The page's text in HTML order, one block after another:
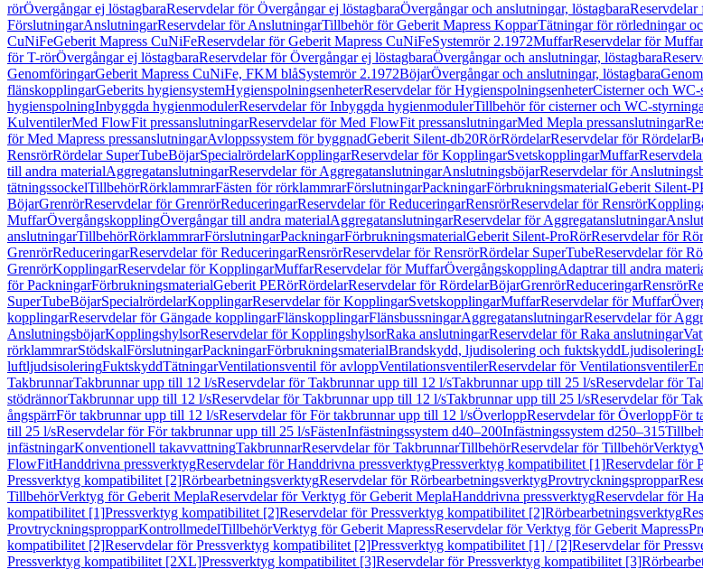
rörÖvergångar ej löstagbaraReservdelar för Övergångar ej löstagbaraÖvergångar och anslutningar, löstagbaraReservdelar
FörslutningarAnslutningarReservdelar för AnslutningarTillbehör för Geberit Mapress KopparTätningar för rörledningar
CuNiFeGeberit Mapress CuNiFeReservdelar för Geberit Mapress CuNiFeSystemrör 2.1972MuffarReservdelar för Muffar
för T-rörÖvergångar ej löstagbaraReservdelar för Övergångar ej löstagbaraÖvergångar och anslutningar, löstagbara
GenomföringarGeberit Mapress CuNiFe, FKM blåSystemrör 2.1972BöjarÖvergångar och anslutningar, löstagbara
flänskopplingarGeberits hygiensystemHygienspolningsenheterReservdelar för HygienspolningsenheterCisterner och
hygienspolningInbyggda hygienmodulerReservdelar för Inbyggda hygienmodulerTillbehör för cisterner och WC-
KulventilerMed FlowFit pressanslutningarReservdelar för Med FlowFit pressanslutningarMed Mepla pressanslutningar
för Med Mapress pressanslutningarAvloppssystem för byggnadGeberit Silent-db20RörRördelarReservdelar för Rördelar
RensrörRördelar SuperTubeBöjarSpecialrördelarKopplingarReservdelar för KopplingarSvetskopplingarMuffar
till andra materialAggregatanslutningarReservdelar för AggregatanslutningarAnslutningsböjarReservdelar för
tätningssockelTillbehörRörklammrarFästen för rörklammrarFörslutningarPackningarFörbrukningsmaterialGeberit Silent-
BöjarGrenrörReservdelar för GrenrörReduceringarReservdelar för ReduceringarRensrörReservdelar för Rensrör
MuffarÖvergångskopplingÖvergångar till andra materialAggregatanslutningarReservdelar för Aggregatanslutningar
anslutningarTillbehörRörklammrarFörslutningarPackningarFörbrukningsmaterialGeberit Silent-ProRörReservdelar för Rör
GrenrörReduceringarReservdelar för ReduceringarRensrörReservdelar för RensrörRördelar SuperTubeReservdelar för
GrenrörKopplingarReservdelar för KopplingarMuffarReservdelar för MuffarÖvergångskopplingAdaptrar till andra
för PackningarFörbrukningsmaterialGeberit PERörRördelarReservdelar för RördelarBöjarGrenrörReduceringarRensrör
SuperTubeBöjarSpecialrördelarKopplingarReservdelar för KopplingarSvetskopplingarMuffarReservdelar för Muffar
kopplingarReservdelar för Gängade kopplingarFlänskopplingarFlänsbussningarAggregatanslutningarReservdelar för
AnslutningsböjarKopplingshylsorReservdelar för KopplingshylsorRaka anslutningarReservdelar för Raka anslutningar
rörklammrarStödskalFörslutningarPackningarFörbrukningsmaterialBrandskydd, ljudisolering och fuktskyddLjudisolering
luftljudsisoleringFuktskyddTätningarVentilationsventil för avloppVentilationsventilerReservdelar för Ventilationsventiler
TakbrunnarTakbrunnar upp till 12 l/sReservdelar för Takbrunnar upp till 12 l/sTakbrunnar upp till 25 l/sReservdelar för
stödrännorTakbrunnar upp till 12 l/sReservdelar för Takbrunnar upp till 12 l/sTakbrunnar upp till 25 l/sReservdelar för
ångspärrFör takbrunnar upp till 12 l/sReservdelar för För takbrunnar upp till 12 l/sÖverloppReservdelar för ÖverloppFör
till 25 l/sReservdelar för För takbrunnar upp till 25 l/sFästenInfästningssystem d40–200Infästningssystem d250–315
infästningarKonventionell takavvattningTakbrunnarReservdelar för TakbrunnarTillbehörReservdelar för TillbehörVerktyg
FlowFitHanddrivna pressverktygReservdelar för Handdrivna pressverktygPressverktyg kompatibilitet [1]Reservdelar för
Pressverktyg kompatibilitet [2]RörbearbetningsverktygReservdelar för RörbearbetningsverktygProvtryckningsproppar
TillbehörVerktyg för Geberit MeplaReservdelar för Verktyg för Geberit MeplaHanddrivna pressverktygReservdelar för
kompatibilitet [1]Pressverktyg kompatibilitet [2]Reservdelar för Pressverktyg kompatibilitet [2]Rörbearbetningsverktyg
ProvtryckningspropparKontrollmedelTillbehörVerktyg för Geberit MapressReservdelar för Verktyg för Geberit Mapress
kompatibilitet [2]Reservdelar för Pressverktyg kompatibilitet [2]Pressverktyg kompatibilitet [1] / [2]Reservdelar för
Pressverktyg kompatibilitet [2XL]Pressverktyg kompatibilitet [3]Reservdelar för Pressverktyg kompatibilitet [3]